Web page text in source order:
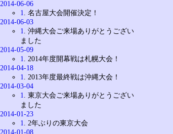
2014-06-06
1
. 名古屋大会開催決定！
2014-06-03
1
. 沖縄大会ご来場ありがとうござい
ました
2014-05-09
1
. 2014年度開幕戦は札幌大会！
2014-04-18
1
. 2013年度最終戦は沖縄大会！
2014-03-04
1
. 東京大会ご来場ありがとうござい
ました
2014-01-23
1
. 2年ぶりの東京大会
2014-01-08